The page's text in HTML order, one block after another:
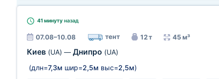
41 минуту назад
07.08–10.08 тент 12 т 45 м³
Киев (UA) — Днипро (UA)
(длн=7,3м шир=2,5м выс=2,5м)